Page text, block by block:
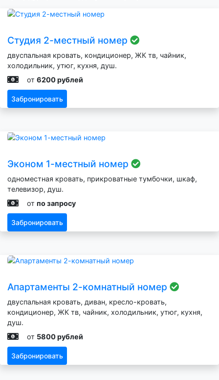
Студия 2-местный номер
двуспальная кровать, кондиционер, ЖК тв, чайник,
холодильник, утюг, кухня, душ.
от 6200 рублей
Забронировать
Эконом 1-местный номер
одноместная кровать, прикроватные тумбочки, шкаф,
телевизор, душ.
от по запросу
Забронировать
Апартаменты 2-комнатный номер
двуспальная кровать, диван, кресло-кровать,
кондиционер, ЖК тв, чайник, холодильник, утюг, кухня,
душ.
от 5800 рублей
Забронировать